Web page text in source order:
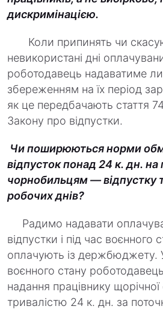
дискримінацією.
Коли припинять чи
невикористані дні
роботодавець надаватиме
збереженням на їх період
як це передбачають стаття
Закону про відпустки.
Чи поширюються норми
відпусток понад 24 к. дн. на
чорнобильцям — відпустку
робочих днів?
Радимо надавати
відпустки і під час воєнного
оплачують із держбюджету. У
воєнного стану
надання працівнику щорічної
тривалістю 24 к. дн. за